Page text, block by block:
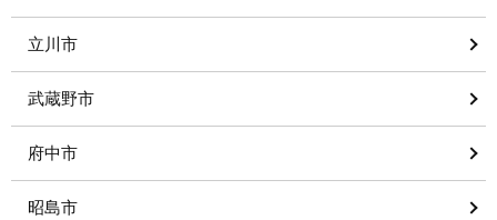
立川市
武蔵野市
府中市
昭島市